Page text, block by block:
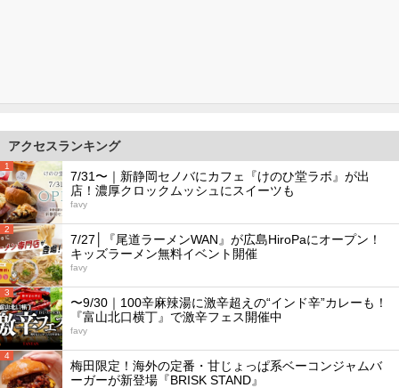
アクセスランキング
1
7/31〜｜新静岡セノバにカフェ『けのひ堂ラボ』が出
店！濃厚クロックムッシュにスイーツも
favy
2
7/27│『尾道ラーメンWAN』が広島HiroPaにオープン！
キッズラーメン無料イベント開催
favy
3
〜9/30｜100辛麻辣湯に激辛超えの“インド辛”カレーも！
『富山北口横丁』で激辛フェス開催中
favy
4
梅田限定！海外の定番・甘じょっぱ系ベーコンジャムバ
ーガーが新登場『BRISK STAND』